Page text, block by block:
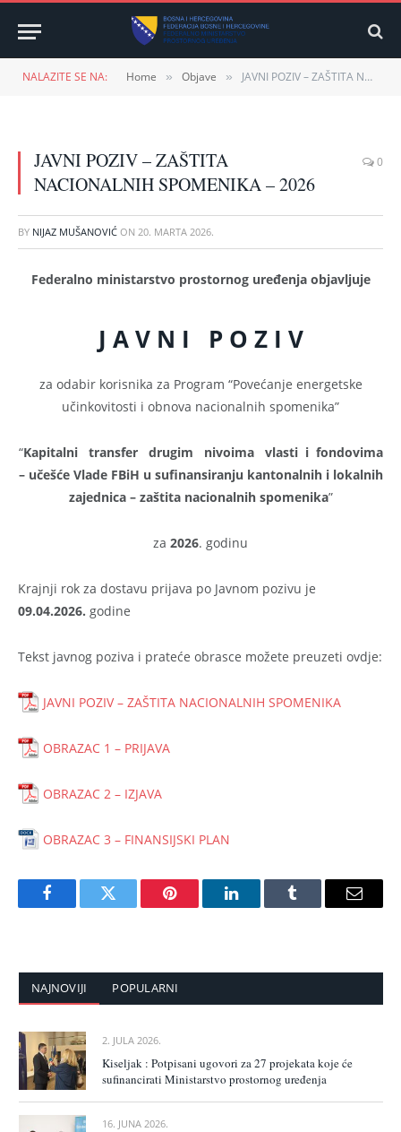
NALAZITE SE NA: Home » Objave » JAVNI POZIV – ZAŠTITA NACIONALNIH SPOMENIKA – 2026
JAVNI POZIV – ZAŠTITA
NACIONALNIH SPOMENIKA – 2026
0
BY NIJAZ MUŠANOVIĆ ON 20. MARTA 2026.
Federalno ministarstvo prostornog uređenja objavljuje
J A V N I P O Z I V
za odabir korisnika za Program “Povećanje energetske
učinkovitosti i obnova nacionalnih spomenika”
“Kapitalni transfer drugim nivoima vlasti i fondovima
– učešće Vlade FBiH u sufinansiranju kantonalnih i lokalnih
zajednica – zaštita nacionalnih spomenika”
za 2026. godinu
Krajnji rok za dostavu prijava po Javnom pozivu je
09.04.2026. godine
Tekst javnog poziva i prateće obrasce možete preuzeti ovdje:
JAVNI POZIV – ZAŠTITA NACIONALNIH SPOMENIKA
OBRAZAC 1 – PRIJAVA
OBRAZAC 2 – IZJAVA
OBRAZAC 3 – FINANSIJSKI PLAN
FacebookTwitter Pinterest LinkedInTumblr Email
NAJNOVIJI POPULARNI
2. JULA 2026.
Kiseljak : Potpisani ugovori za 27 projekata koje će
sufinancirati Ministarstvo prostornog uređenja
16. JUNA 2026.